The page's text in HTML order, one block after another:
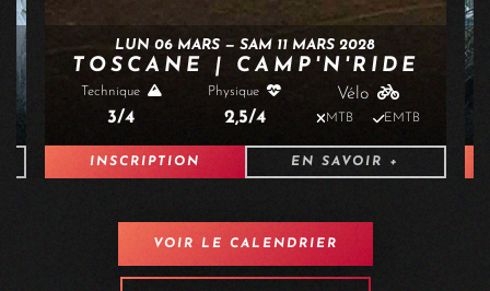
LUN 08 MARS — SAM 13 MARS 2027
TOSCANE | CAMP'N'RIDE
Technique
3/4
Physique
2,5/4
Vélo
MTB EMTB
INSCRIPTION EN SAVOIR +
VOIR LE CALENDRIER